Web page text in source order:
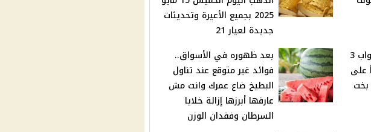
2025 بجميع الأعيرة وتحديثات
جديدة لعيار 21
قصة حب جديدة تطرق ابواب 3
على
بخت
بعد ظهوره في الأسواق..
فوائد غير متوقع عند تناول
البطيخ ضاع عمرك وانت مش
عارفها أبرزها إزالة خلايا
السرطان وفقدان الوزن